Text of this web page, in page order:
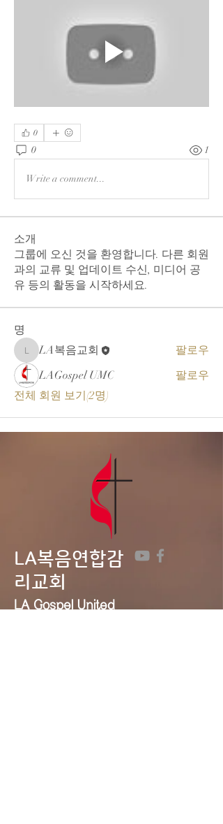
0
0 1
Write a comment...
소개
그룹에 오신 것을 환영합니다. 다른 회원
과의 교류 및 업데이트 수신, 미디어 공
유 등의 활동을 시작하세요.
명
LA복음교회
LA복음교회
팔로우
LAGospel UMC
팔로우
전체 회원 보기(2명)
LA복음연합감
리교회
LA Gospel United